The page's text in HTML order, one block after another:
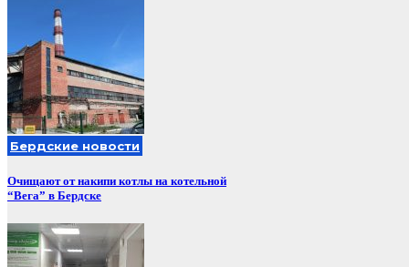
Бердские новости
Очищают от накипи котлы на котельной
“Вега” в Бердске